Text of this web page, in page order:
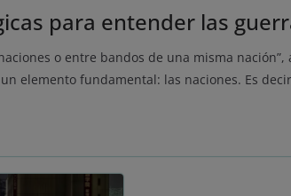
para entender las
o entre bandos de una misma nación”,
elemento fundamental: las naciones. Es